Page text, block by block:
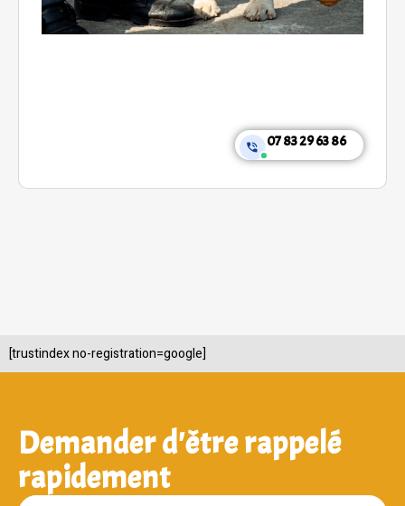
07 83 29 63 86
[trustindex no-registration=google]
Demander d'être rappelé
rapidement